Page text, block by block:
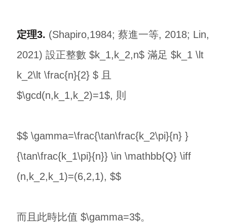
定理3. (Shapiro,1984; 蔡進一等, 2018; Lin,
2021) 設正整數 $k_1,k_2,n$ 滿足 $k_1 \lt
k_2\lt \frac{n}{2} $ 且
$\gcd(n,k_1,k_2)=1$, 則
$$ \gamma=\frac{\tan\frac{k_2\pi}{n} }
{\tan\frac{k_1\pi}{n}} \in \mathbb{Q} \iff
(n,k_2,k_1)=(6,2,1), $$
而且此時比值 $\gamma=3$。